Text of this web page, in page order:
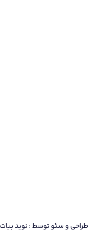
طراحی و سئو توسط : نوید بیات